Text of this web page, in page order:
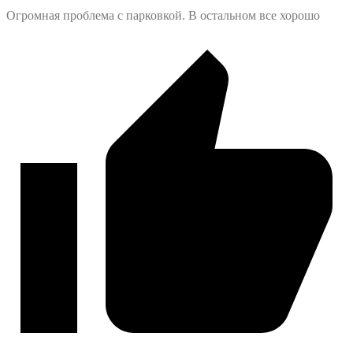
Огромная проблема с парковкой. В остальном все хорошо